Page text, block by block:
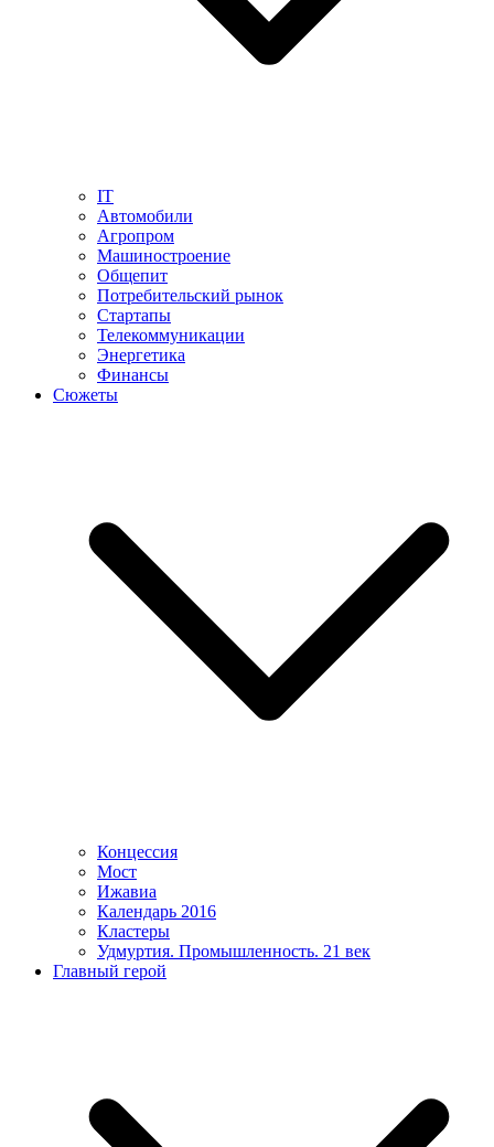
IT
Автомобили
Агропром
Машиностроение
Общепит
Потребительский рынок
Стартапы
Телекоммуникации
Энергетика
Финансы
Сюжеты
Концессия
Мост
Ижавиа
Календарь 2016
Кластеры
Удмуртия. Промышленность. 21 век
Главный герой